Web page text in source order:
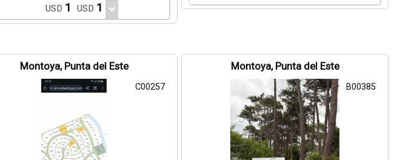
USD 1 USD 1
Montoya, Punta del Este
C00257
Montoya, Punta del Este
B00385